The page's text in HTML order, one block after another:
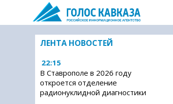
ЛЕНТА НОВОСТЕЙ
22:15
В Ставрополе в 2026 году
откроется отделение
радионуклидной диагностики